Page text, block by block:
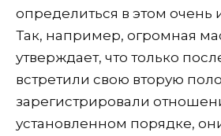
определиться в этом очень
Так, например, огромная
утверждает, что только
встретили свою вторую
зарегистрировали
установленном порядке,